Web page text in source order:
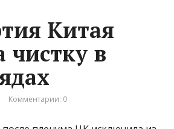
Китая
чистку в
Комментарии: 0